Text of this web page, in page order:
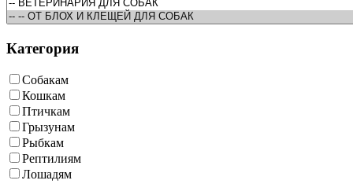
Категория
Собакам
Кошкам
Птичкам
Грызунам
Рыбкам
Рептилиям
Лошадям